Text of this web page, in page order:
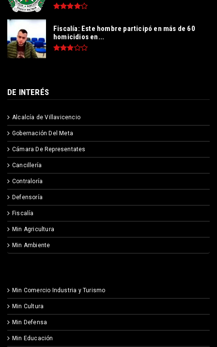
Fiscalía: Este hombre participó en más de 60
homicidios en...
DE INTERÉS
Alcalcía de Villavicencio
Gobernación Del Meta
Cámara De Representates
Cancillería
Contraloría
Defensoría
Fiscalía
Min Agricultura
Min Ambiente
Min Comercio Industria y Turismo
Min Cultura
Min Defensa
Min Educación